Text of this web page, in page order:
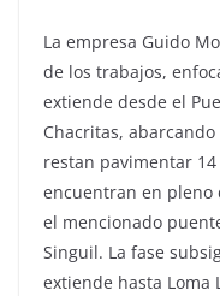
La empresa Guido
de los trabajos,
extiende desde el
Chacritas,
restan pavimentar
encuentran en pleno
el mencionado
Singuil. La fase
extiende hasta Loma